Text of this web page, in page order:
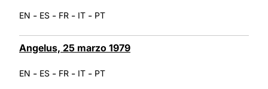
EN - ES - FR - IT - PT
Angelus, 25 marzo 1979
EN - ES - FR - IT - PT